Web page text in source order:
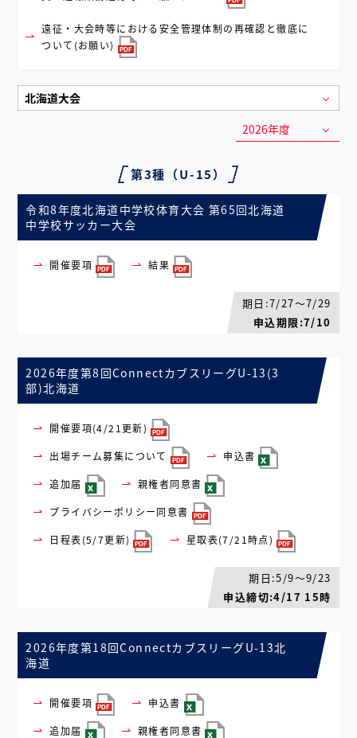
遠征・大会時等における安全管理体制の再確認と徹底に
ついて(お願い)
第3種（U-15）
令和8年度北海道中学校体育大会 第65回北海道
中学校サッカー大会
開催要項 結果
期日:7/27～7/29
申込期限:7/10
2026年度第8回ConnectカブスリーグU-13(3
部)北海道
開催要項(4/21更新)
出場チーム募集について 申込書
追加届 親権者同意書
プライバシーポリシー同意書
日程表(5/7更新) 星取表(7/21時点)
期日:5/9～9/23
申込締切:4/17 15時
2026年度第18回ConnectカブスリーグU-13北
海道
開催要項 申込書
追加届 親権者同意書